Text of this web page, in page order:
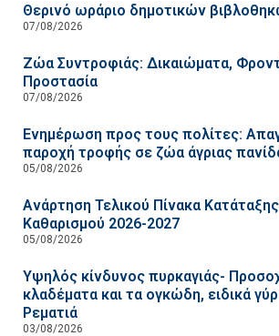
Θερινό ωράριο δημοτικών
07/08/2026
Ζώα Συντροφιάς: Δικαιώματα,
Προστασία
07/08/2026
Ενημέρωση προς τους πολίτες:
παροχή τροφής σε ζώα άγριας
05/08/2026
Ανάρτηση Τελικού Πίνακα
Καθαρισμού 2026-2027
05/08/2026
Υψηλός κίνδυνος πυρκαγιάς-
κλαδέματα και τα ογκώδη, ειδικά
Ρεματιά
03/08/2026